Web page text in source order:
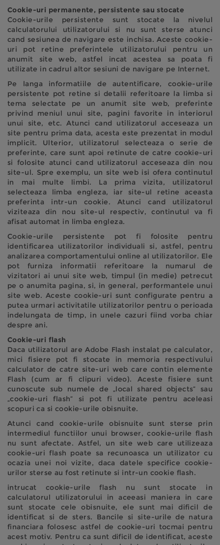
Cookie-uri permanente, persistente sau stocate
Cookie-urile persistente sunt stocate la nivelul
calculatorului utilizatorului si nu sunt sterse atunci
cand sesiunea de navigare este inchisa. Aceste cookie-
uri pot retine preferintele utilizatorului pentru un
anumit site web, astfel incat acestea sa poata fi
utilizate in cadrul altor sesiuni de navigare pe Internet.
Pe langa informatiile de autentificare, cookie-urile
persistente pot retine si detalii referitoare la limba si
tema selectate pe un anumit site web, preferinte
privind meniul unui site, pagini favorite in interiorul
unui site, etc. Atunci cand utilizatorul acceseaza un
site pentru prima data, acesta este prezentat in modul
implicit. Ulterior, utilizatorul selecteaza o serie de
preferinte, care sunt apoi retinute de catre cookie-uri
si folosite atunci cand utilizatorul acceseaza din nou
site-ul. Spre exemplu, un site web isi ofera continutul
in mai multe limbi. La prima vizita, utilizatorul
selecteaza limba engleza, iar site-ul retine aceasta
preferinta intr-un cookie. Atunci cand utilizatorul
viziteaza din nou site-ul respectiv, continutul va fi
afisat automat in limba engleza.
Cookie-urile persistente pot fi folosite pentru
identificarea utilizatorilor individuali si, astfel, pentru
analizarea comportamentului online al utilizatorilor. Ele
pot furniza informatii referitoare la numarul de
vizitatori ai unui site web, timpul (in medie) petrecut
pe o anumita pagina, si, in general, performantele unui
site web. Aceste cookie-uri sunt configurate pentru a
putea urmari activitatile utilizatorilor pentru o perioada
indelungata de timp, in unele cazuri fiind vorba chiar
despre ani.
Cookie-uri flash
Daca utilizatorul are Adobe Flash instalat pe calculator,
mici fisiere pot fi stocate in memoria respectivului
calculator de catre site-uri web care contin elemente
Flash (cum ar fi clipuri video). Aceste fisiere sunt
cunoscute sub numele de „local shared objects” sau
„cookie-uri flash” si pot fi utilizate pentru aceleasi
scopuri ca si cookie-urile obisnuite.
Atunci cand cookie-urile obisnuite sunt sterse prin
intermediul functiilor unui browser, cookie-urile flash
nu sunt afectate. Astfel, un site web care utilizeaza
cookie-uri flash poate sa recunoasca un utilizator cu
ocazia unei noi vizite, daca datele specifice cookie-
urilor sterse au fost retinute si intr-un cookie flash.
intrucat cookie-urile flash nu sunt stocate in
calculatorul utilizatorului in aceeasi maniera in care
sunt stocate cele obisnuite, ele sunt mai dificil de
identificat si de sters. Bancile si site-urile de natura
financiara folosesc astfel de cookie-uri tocmai pentru
acest motiv. Pentru ca sunt dificil de identificat, aceste